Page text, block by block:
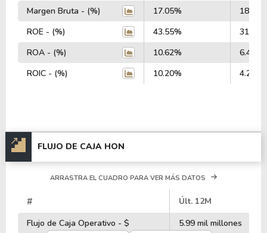
Margen Bruta - (%)
17.05%
ROE - (%)
43.55%
ROA - (%)
10.62%
6.42%
ROIC - (%)
10.20% 4.24%
FLUJO DE CAJA HON
ARRASTRA EL CUADRO PARA VER MÁS DATOS
# Últ. 12M
Flujo de Caja Operativo - $
5.99 mil millones